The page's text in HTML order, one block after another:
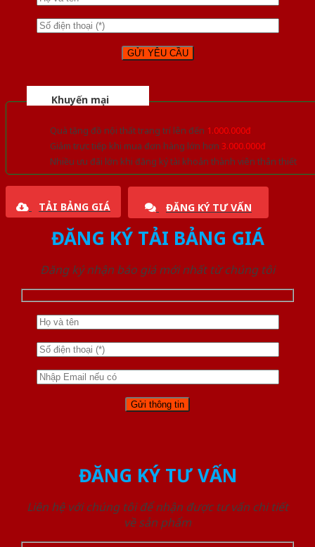
Khuyến mại
Quà tặng đồ nội thất trang trí lên đến 1.000.000đ
Giảm trực tiếp khi mua đơn hàng lớn hơn 3.000.000đ
Nhiều ưu đãi lớn khi đăng ký tài khoản thành viên thân thiết
TẢI BẢNG GIÁ ĐĂNG KÝ TƯ VẤN
ĐĂNG KÝ TẢI BẢNG GIÁ
Đăng ký nhận báo giá mới nhất từ chúng tôi
ĐĂNG KÝ TƯ VẤN
Liên hệ với chúng tôi để nhận được tư vấn chi tiết
về sản phẩm